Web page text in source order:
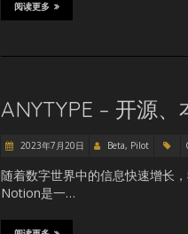
阅读更多
ANYTYPE – 开源
2023年7月20日 Beta, Pilot
随着数字世界中的信息快速增长
Notion是一…